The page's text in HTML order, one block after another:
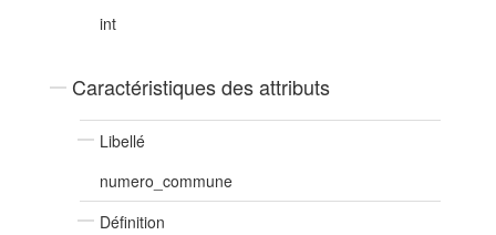
int
Caractéristiques des attributs
Libellé
numero_commune
Définition